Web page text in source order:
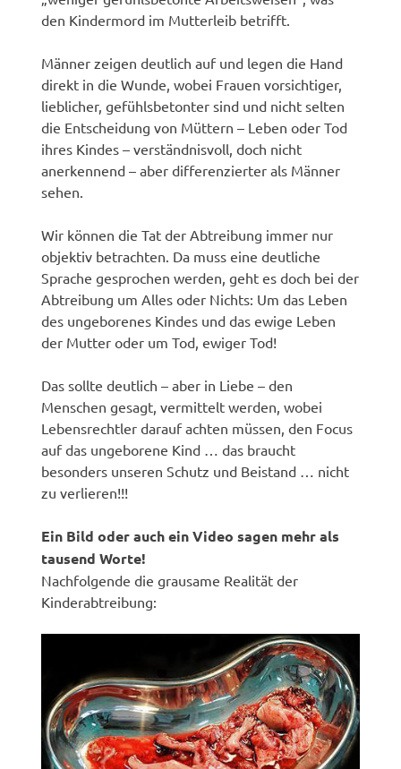
den Kindermord im Mutterleib betrifft.
Männer zeigen deutlich auf und legen die Hand
direkt in die Wunde, wobei Frauen vorsichtiger,
lieblicher, gefühlsbetonter sind und nicht selten
die Entscheidung von Müttern – Leben oder Tod
ihres Kindes – verständnisvoll, doch nicht
anerkennend – aber differenzierter als Männer
sehen.
Wir können die Tat der Abtreibung immer nur
objektiv betrachten. Da muss eine deutliche
Sprache gesprochen werden, geht es doch bei der
Abtreibung um Alles oder Nichts: Um das Leben
des ungeborenes Kindes und das ewige Leben
der Mutter oder um Tod, ewiger Tod!
Das sollte deutlich – aber in Liebe – den
Menschen gesagt, vermittelt werden, wobei
Lebensrechtler darauf achten müssen, den Focus
auf das ungeborene Kind … das braucht
besonders unseren Schutz und Beistand … nicht
zu verlieren!!!
Ein Bild oder auch ein Video sagen mehr als
tausend Worte!
Nachfolgende die grausame Realität der
Kinderabtreibung: